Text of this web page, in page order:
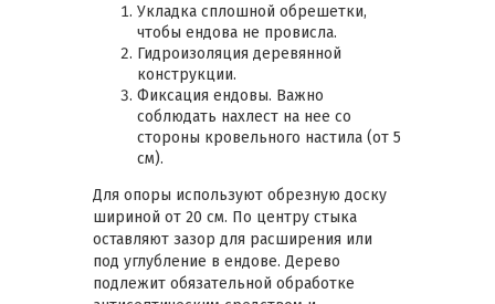
Укладка сплошной обрешетки,
чтобы ендова не провисла.
Гидроизоляция деревянной
конструкции.
Фиксация ендовы. Важно
соблюдать нахлест на нее со
стороны кровельного настила (от 5
см).
Для опоры используют обрезную доску
шириной от 20 см. По центру стыка
оставляют зазор для расширения или
под углубление в ендове. Дерево
подлежит обязательной обработке